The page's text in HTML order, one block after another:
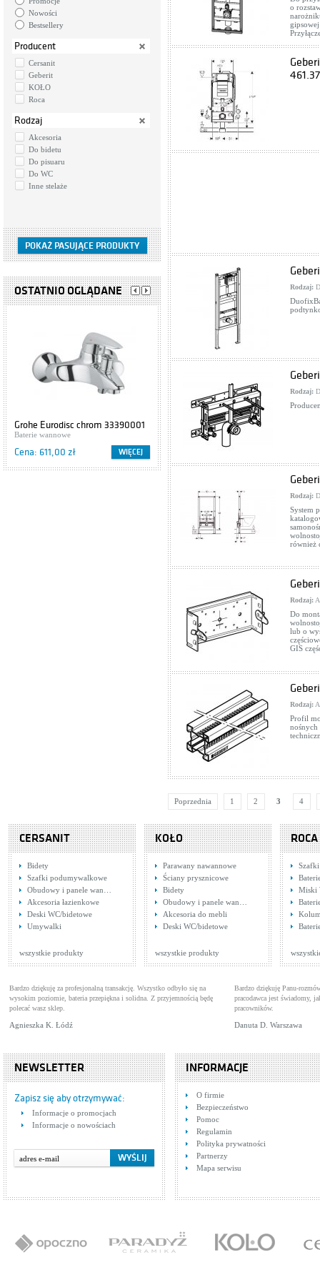
Nowości
Bestsellery
Producent
Cersanit
Geberit
KOŁO
Roca
Rodzaj
Akcesoria
Do bidetu
Do pisuaru
Do WC
Inne stelaże
OSTATNIO OGLĄDANE
Grohe Eurodisc chrom 33390001
Baterie wannowe
Cena: 611,00 zł WIĘCEJ
Cersanit IBIZA S504-009
Szafki podumywalkowe
o
Rodzaj:
Rodzaj:
Rodzaj:
System
również
Rodzaj:
Do
lub o
GIS
Rodzaj:
Profil
nośnych
Poprzednia 1 2 3 4
CERSANIT
Bidety
Szafki podumywalkowe
Obudowy i panele wan…
Akcesoria łazienkowe
Deski WC/bidetowe
Umywalki
wszystkie produkty
KOŁO
Parawany nawannowe
Ściany prysznicowe
Bidety
Obudowy i panele wan…
Akcesoria do mebli
Deski WC/bidetowe
wszystkie produkty
ROCA
Szafki
Miski
Bardzo dziękuję za profesjonalną transakcję. Wszystko odbyło się na
wysokim poziomie, bateria przepiękna i solidna. Z przyjemnością będę
polecać wasz sklep.
Agnieszka K. Łódź
Bardzo dziękuję Panu-
pracodawca jest świadomy,
pracowników.
Danuta D. Warszawa
NEWSLETTER
Zapisz się aby otrzymywać:
Informacje o promocjach
Informacje o nowościach
INFORMACJE
O firmie
Bezpieczeństwo
Pomoc
Regulamin
Polityka prywatności
Partnerzy
Mapa serwisu